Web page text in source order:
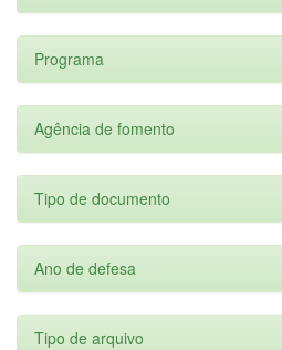
Programa
Agência de fomento
Tipo de documento
Ano de defesa
Tipo de arquivo